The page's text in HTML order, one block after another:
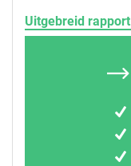
Uitgebreid rapport